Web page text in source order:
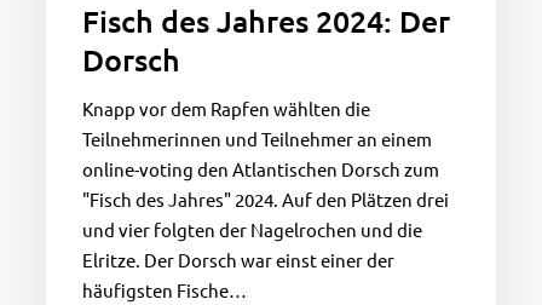
Fisch des Jahres 2024: Der
Dorsch
Knapp vor dem Rapfen wählten die
Teilnehmerinnen und Teilnehmer an einem
online-voting den Atlantischen Dorsch zum
"Fisch des Jahres" 2024. Auf den Plätzen drei
und vier folgten der Nagelrochen und die
Elritze. Der Dorsch war einst einer der
häufigsten Fische…